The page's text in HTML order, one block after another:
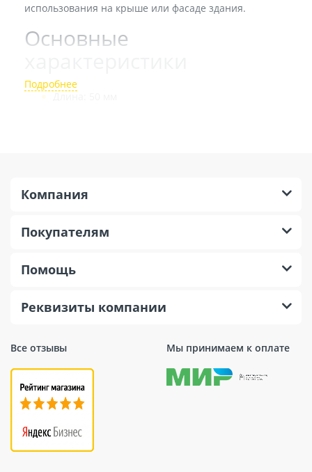
использования на крыше или фасаде здания.
Основные
Водонепроницаемость: Данный дюбель не
коррозии и повышает срок службы кровельного
покрытия.
Прочность материала гарантирует надежное
Простота монтажа: Благодаря форме
происходит быстро и легко.
Долговечность: Использование углеродистой
стали для шурупа обеспечивает высокую
Область применения
Все отзывы Мы принимаем к оплате
Компания
Покупателям
Помощь
Реквизиты компании